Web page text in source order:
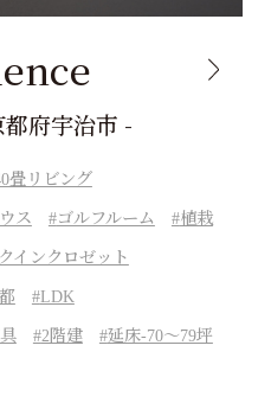
府宇治市 -
畳リビング
ス ゴルフルーム 植栽
インクロゼット
LDK
2階建 延床-70～79坪